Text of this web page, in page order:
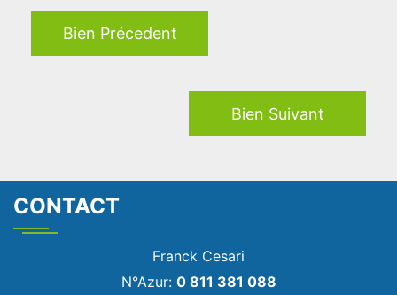
Bien Précedent
Bien Suivant
CONTACT
Franck Cesari
N°Azur: 0 811 381 088